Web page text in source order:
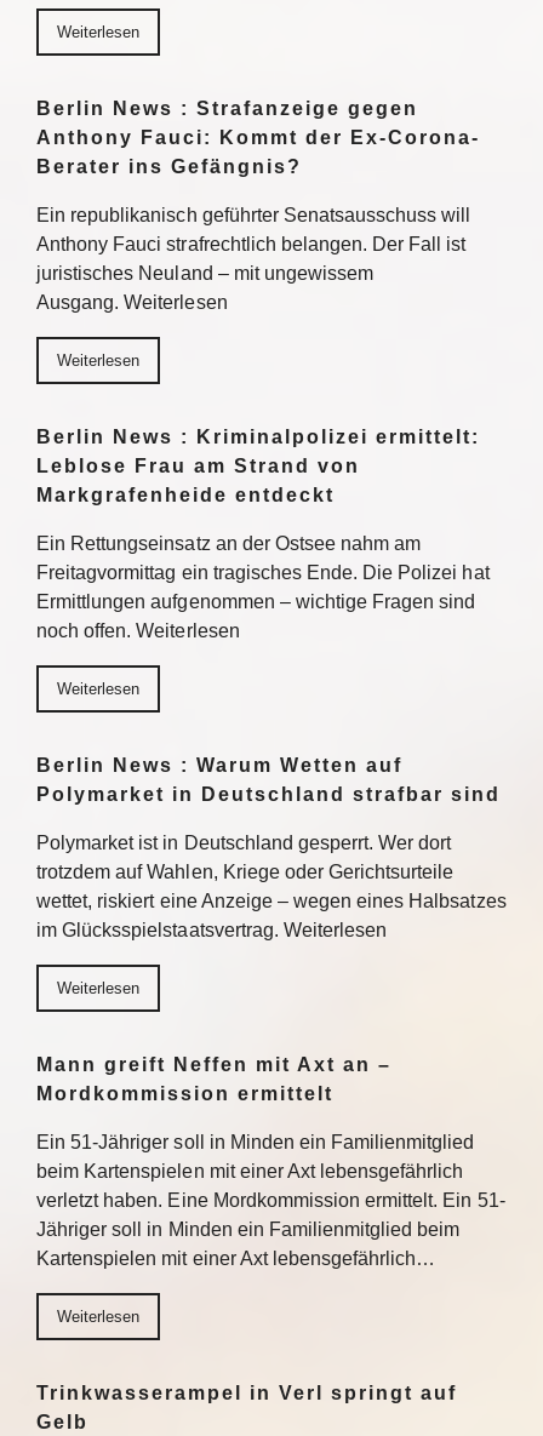
Weiterlesen
Berlin News : Strafanzeige gegen
Anthony Fauci: Kommt der Ex-Corona-
Berater ins Gefängnis?
Ein republikanisch geführter Senatsausschuss will
Anthony Fauci strafrechtlich belangen. Der Fall ist
juristisches Neuland – mit ungewissem
Ausgang. Weiterlesen
Weiterlesen
Berlin News : Kriminalpolizei ermittelt:
Leblose Frau am Strand von
Markgrafenheide entdeckt
Ein Rettungseinsatz an der Ostsee nahm am
Freitagvormittag ein tragisches Ende. Die Polizei hat
Ermittlungen aufgenommen – wichtige Fragen sind
noch offen. Weiterlesen
Weiterlesen
Berlin News : Warum Wetten auf
Polymarket in Deutschland strafbar sind
Polymarket ist in Deutschland gesperrt. Wer dort
trotzdem auf Wahlen, Kriege oder Gerichtsurteile
wettet, riskiert eine Anzeige – wegen eines Halbsatzes
im Glücksspielstaatsvertrag. Weiterlesen
Weiterlesen
Mann greift Neffen mit Axt an –
Mordkommission ermittelt
Ein 51-Jähriger soll in Minden ein Familienmitglied
beim Kartenspielen mit einer Axt lebensgefährlich
verletzt haben. Eine Mordkommission ermittelt. Ein 51-
Jähriger soll in Minden ein Familienmitglied beim
Kartenspielen mit einer Axt lebensgefährlich…
Weiterlesen
Trinkwasserampel in Verl springt auf
Gelb